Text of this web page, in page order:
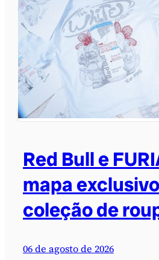
Red Bull e
mapa
coleção de
06 de agosto de 2026